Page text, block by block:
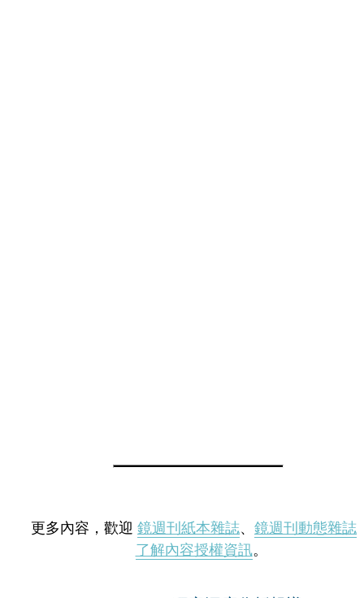
更多內容，歡迎 鏡週刊紙本雜誌、 鏡週刊動態雜誌
了解內容授權資訊。